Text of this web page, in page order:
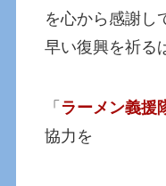
を心から感謝し
早い復興を祈る
「 ラーメン義援
協力を